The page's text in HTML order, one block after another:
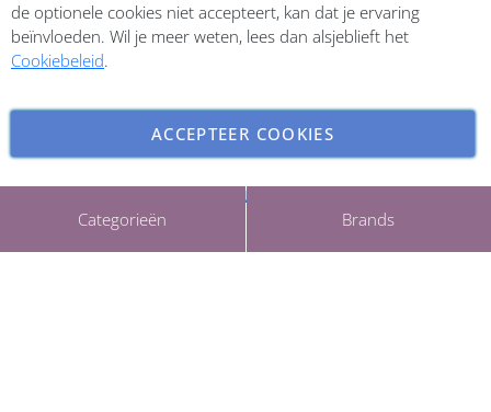
Categorieën Brands
Copyright © 2026 ParfumCenter.nl. All rights reserved.
de optionele cookies niet accepteert, kan dat je ervaring
beïnvloeden. Wil je meer weten, lees dan alsjeblieft het
Cookiebeleid.
ACCEPTEER COOKIES
INSTELLINGEN AANPASSEN